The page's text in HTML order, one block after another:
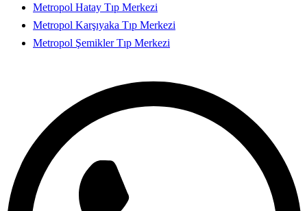
Metropol Hatay Tıp Merkezi
Metropol Karşıyaka Tıp Merkezi
Metropol Şemikler Tıp Merkezi